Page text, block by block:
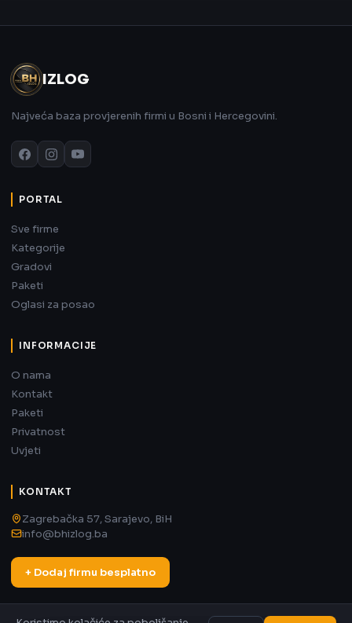
IZLOG
Najveća baza provjerenih firmi u Bosni i Hercegovini.
PORTAL
Sve firme
Kategorije
Gradovi
Paketi
Oglasi za posao
INFORMACIJE
O nama
Kontakt
Paketi
Privatnost
Uvjeti
KONTAKT
Zagrebačka 57, Sarajevo, BiH
info@bhizlog.ba
+ Dodaj firmu besplatno